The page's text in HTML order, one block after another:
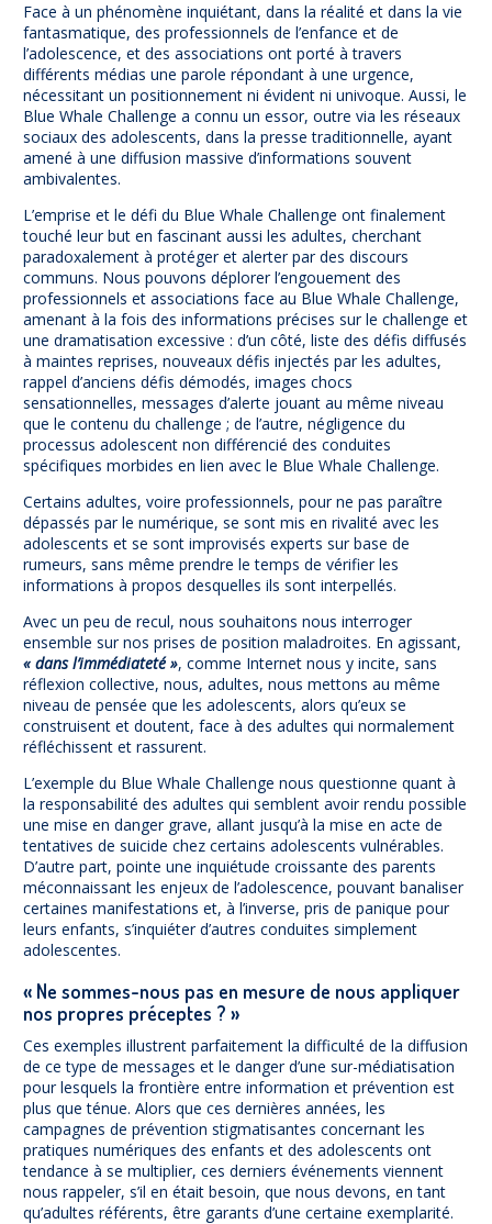
Face à un phénomène inquiétant, dans la réalité et dans la vie
fantasmatique, des professionnels de l’enfance et de
l’adolescence, et des associations ont porté à travers
différents médias une parole répondant à une urgence,
nécessitant un positionnement ni évident ni univoque. Aussi, le
Blue Whale Challenge a connu un essor, outre via les réseaux
sociaux des adolescents, dans la presse traditionnelle, ayant
amené à une diffusion massive d’informations souvent
ambivalentes.
L’emprise et le défi du Blue Whale Challenge ont finalement
touché leur but en fascinant aussi les adultes, cherchant
paradoxalement à protéger et alerter par des discours
communs. Nous pouvons déplorer l’engouement des
professionnels et associations face au Blue Whale Challenge,
amenant à la fois des informations précises sur le challenge et
une dramatisation excessive : d’un côté, liste des défis diffusés
à maintes reprises, nouveaux défis injectés par les adultes,
rappel d’anciens défis démodés, images chocs
sensationnelles, messages d’alerte jouant au même niveau
que le contenu du challenge ; de l’autre, négligence du
processus adolescent non différencié des conduites
spécifiques morbides en lien avec le Blue Whale Challenge.
Certains adultes, voire professionnels, pour ne pas paraître
dépassés par le numérique, se sont mis en rivalité avec les
adolescents et se sont improvisés experts sur base de
rumeurs, sans même prendre le temps de vérifier les
informations à propos desquelles ils sont interpellés.
Avec un peu de recul, nous souhaitons nous interroger
ensemble sur nos prises de position maladroites. En agissant,
« dans l’immédiateté », comme Internet nous y incite, sans
réflexion collective, nous, adultes, nous mettons au même
niveau de pensée que les adolescents, alors qu’eux se
construisent et doutent, face à des adultes qui normalement
réfléchissent et rassurent.
L’exemple du Blue Whale Challenge nous questionne quant à
la responsabilité des adultes qui semblent avoir rendu possible
une mise en danger grave, allant jusqu’à la mise en acte de
tentatives de suicide chez certains adolescents vulnérables.
D’autre part, pointe une inquiétude croissante des parents
méconnaissant les enjeux de l’adolescence, pouvant banaliser
certaines manifestations et, à l’inverse, pris de panique pour
leurs enfants, s’inquiéter d’autres conduites simplement
adolescentes.
« Ne sommes-nous pas en mesure de nous appliquer
nos propres préceptes ? »
Ces exemples illustrent parfaitement la difficulté de la diffusion
de ce type de messages et le danger d’une sur-médiatisation
pour lesquels la frontière entre information et prévention est
plus que ténue. Alors que ces dernières années, les
campagnes de prévention stigmatisantes concernant les
pratiques numériques des enfants et des adolescents ont
tendance à se multiplier, ces derniers événements viennent
nous rappeler, s’il en était besoin, que nous devons, en tant
qu’adultes référents, être garants d’une certaine exemplarité.